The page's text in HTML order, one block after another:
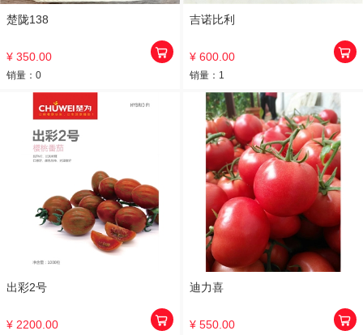
楚陇138
¥ 350.00
销量： 0
吉诺比利
¥ 600.00
销量： 1
出彩2号
¥ 2200.00
迪力喜
¥ 550.00